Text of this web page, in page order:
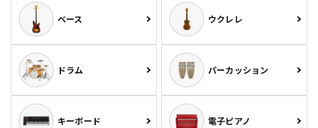
ベース ウクレレ
ドラム パーカッション
キーボード 電子ピアノ